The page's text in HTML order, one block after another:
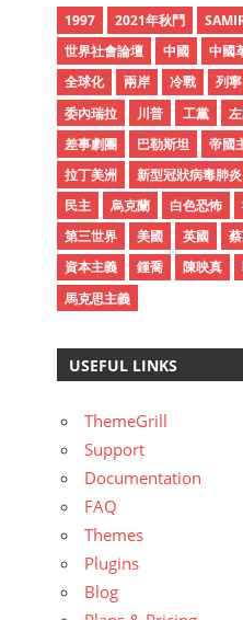
v
e
s
1997 2021年秋鬥
世界社會論壇
中國 中國
全球化
兩岸 冷戰 列寧
委內瑞拉
川普 工黨
差事劇團
巴勒斯坦 帝國
拉丁美洲
新型冠狀病毒肺炎
民主
烏克蘭 白色恐怖
第三世界
美國 英國
資本主義
鍾喬 陳映真
馬克思主義
USEFUL LINKS
ThemeGrill
Support
Documentation
FAQ
Themes
Plugins
Blog